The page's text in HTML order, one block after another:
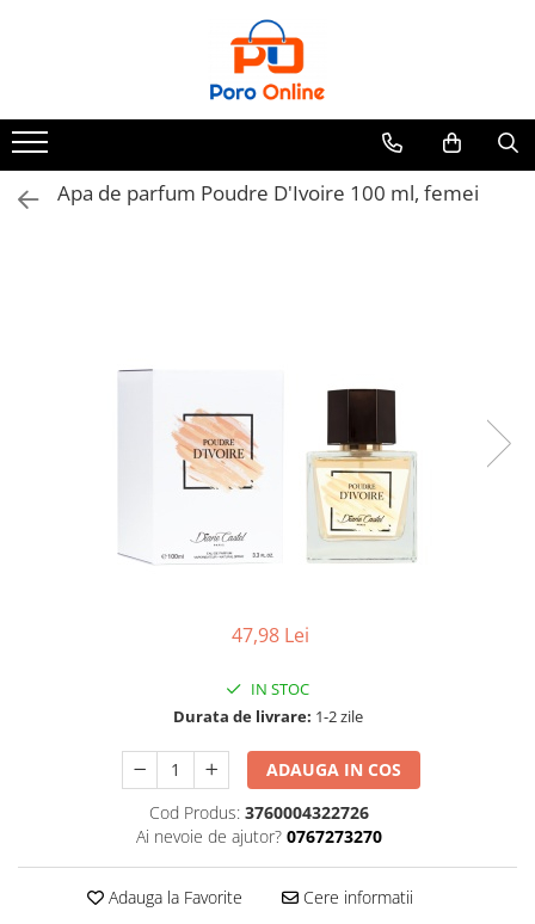
Clone
Parfum Barbati
Parfum Femei
Apa de parfum Poudre D'Ivoire 100 ml, femei
47,98 Lei
IN STOC
Durata de livrare: 1-2 zile
ADAUGA IN COS
Cod Produs: 3760004322726
Ai nevoie de ajutor? 0767273270
Adauga la Favorite Cere informatii